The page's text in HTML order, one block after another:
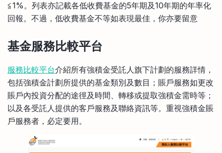
≦1%。列表亦記載各低收費基金的5年期及10年期的年率化
回報。不過，低收費基金不等如表現最佳，你亦要留意
基金服務比較平台
服務比較平台介紹所有強積金受託人旗下計劃的服務詳情，
包括強積金計劃所提供的基金類別及數目；賬戶服務如更改
賬戶內投資分配的途徑及時間、轉移或提取強積金需時等；
以及各受託人提供的客戶服務及聯絡資訊等。重視強積金賬
戶服務者，必定要用。